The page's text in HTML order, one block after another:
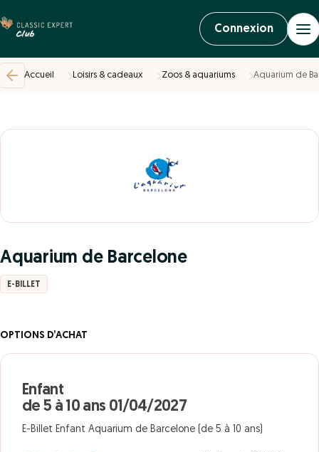
Connexion
Accueil Loisirs & cadeaux Zoos & aquariums Aquarium de
Aquarium de Barcelone
E-BILLET
OPTIONS D’ACHAT
Enfant
de 5 à 10 ans 01/04/2027
E-Billet Enfant Aquarium de Barcelone (de 5 à 10 ans)